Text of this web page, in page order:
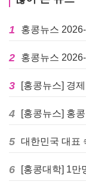
1 홍콩뉴스
2 홍콩뉴스
3
4
5
6